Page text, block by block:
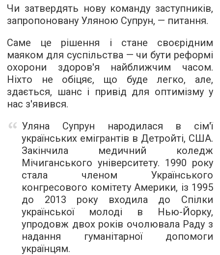
Чи затвердять нову команду заступників,
запропоновану Уляною Супрун, — питання.
Саме це рішення і стане своєрідним
маяком для суспільства — чи бути реформі
охорони здоров'я найближчим часом.
Ніхто не обіцяє, що буде легко, але,
здається, шанс і привід для оптимізму у
нас з'явився.
Уляна Супрун народилася в сім'ї
українських емігрантів в Детройті, США.
Закінчила медичний коледж
Мічиганського університету. 1990 року
стала членом Українського
конгресового комітету Америки, із 1995
до 2013 року входила до Спілки
української молоді в Нью-Йорку,
упродовж двох років очолювала Раду з
надання гуманітарної допомоги
українцям.